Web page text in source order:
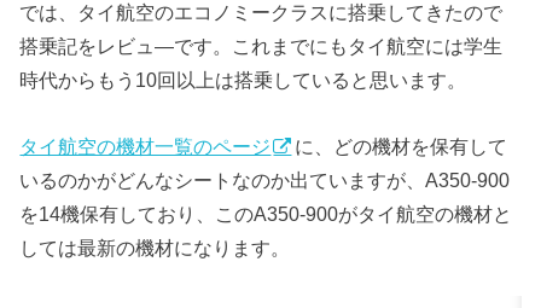
では、タイ航空のエコノミークラスに搭乗してきたので
搭乗記をレビュ―です。これまでにもタイ航空には学生
時代からもう10回以上は搭乗していると思います。
タイ航空の機材一覧のページ
に、どの機材を保有して
いるのかがどんなシートなのか出ていますが、A350-900
を14機保有しており、このA350-900がタイ航空の機材と
しては最新の機材になります。